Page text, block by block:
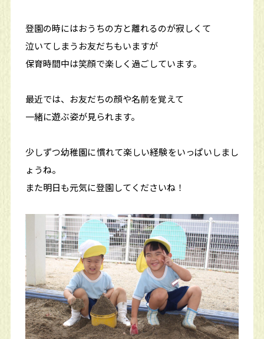
登園の時にはおうちの方と離れるのが寂しくて
泣いてしまうお友だちもいますが
保育時間中は笑顔で楽しく過ごしています。
最近では、お友だちの顔や名前を覚えて
一緒に遊ぶ姿が見られます。
少しずつ幼稚園に慣れて楽しい経験をいっぱいしまし
ょうね。
また明日も元気に登園してくださいね！